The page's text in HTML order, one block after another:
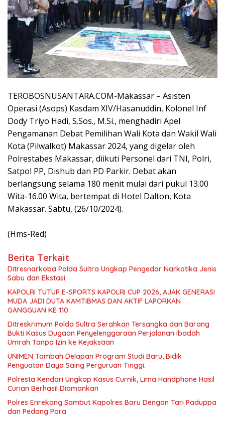
TEROBOSNUSANTARA.COM-Makassar – Asisten
Operasi (Asops) Kasdam XIV/Hasanuddin, Kolonel Inf
Dody Triyo Hadi, S.Sos., M.Si., menghadiri Apel
Pengamanan Debat Pemilihan Wali Kota dan Wakil Wali
Kota (Pilwalkot) Makassar 2024, yang digelar oleh
Polrestabes Makassar, diikuti Personel dari TNI, Polri,
Satpol PP, Dishub dan PD Parkir. Debat akan
berlangsung selama 180 menit mulai dari pukul 13.00
Wita-16.00 Wita, bertempat di Hotel Dalton, Kota
Makassar. Sabtu, (26/10/2024).
(Hms-Red)
Berita Terkait
Ditresnarkoba Polda Sultra Ungkap Pengedar Narkotika Jenis
Sabu dan Ekstasi
KAPOLRI TUTUP E-SPORTS KAPOLRI CUP 2026, AJAK GENERASI
MUDA JADI DUTA KAMTIBMAS DAN AKTIF LAPORKAN
GANGGUAN KE 110
Ditreskrimum Polda Sultra Serahkan Tersangka dan Barang
Bukti Kasus Dugaan Penyelenggaraan Perjalanan Ibadah
Umrah Tanpa Izin ke Kejaksaan
UNIMEN Tambah Delapan Program Studi Baru, Bidik
Penguatan Daya Saing Perguruan Tinggi.
Polresta Kendari Ungkap Kasus Curnik, Lima Handphone Hasil
Curian Berhasil Diamankan
Polres Enrekang Sambut Kapolres Baru Dengan Tari Paduppa
dan Pedang Pora